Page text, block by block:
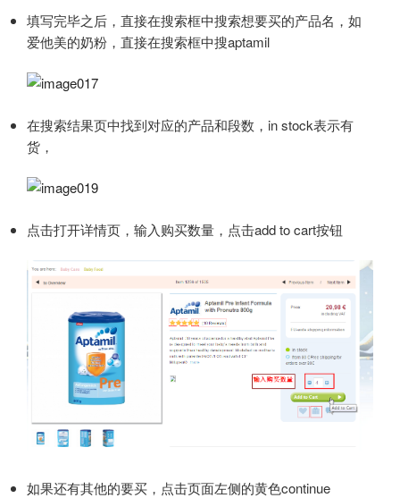
填写完毕之后，直接在搜索框中搜索想要买的产品名，如
爱他美的奶粉，直接在搜索框中搜aptamil
在搜索结果页中找到对应的产品和段数，in stock表示有
货，
点击打开详情页，输入购买数量，点击add to cart按钮
如果还有其他的要买，点击页面左侧的黄色continue